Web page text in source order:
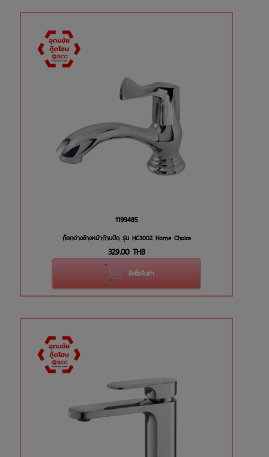
1199485
ก๊อกอ่างล้างหน้าก้านปัด รุ่น HC3002 Home Choice
329.00 THB
สั่งซื้อสินค้า